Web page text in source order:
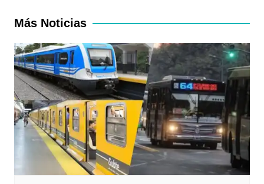
entradas
Más Noticias